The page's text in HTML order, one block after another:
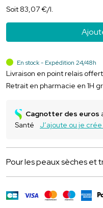
Soit 83,07€/l.
En stock - Expédition 24/48h
Livraison en point relais
Retrait en pharmacie en 1H
Cagnotter des euros
Santé
J’ajoute ou je
Pour les peaux sèches et